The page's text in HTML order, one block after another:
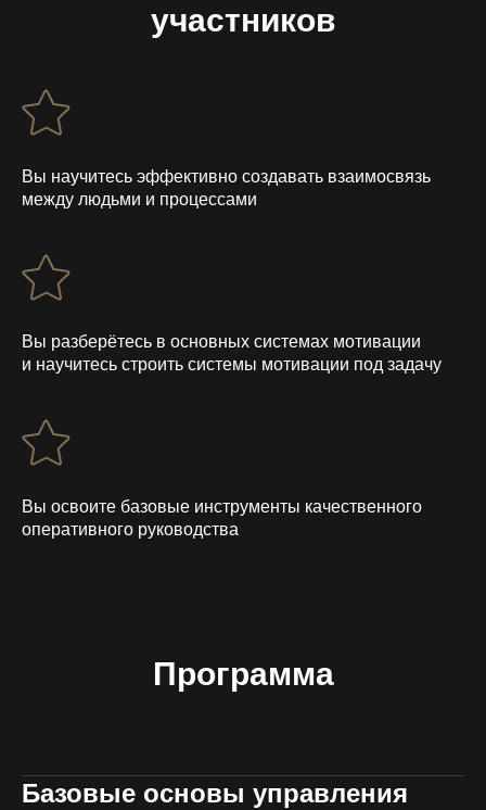
участников
Вы научитесь эффективно создавать взаимосвязь
между людьми и процессами
Вы разберётесь в основных системах мотивации
и научитесь строить системы мотивации под задачу
Вы освоите базовые инструменты качественного
оперативного руководства
Программа
Базовые основы управления